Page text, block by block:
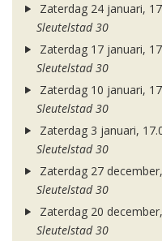
Zaterdag 24 januari,
Sleutelstad 30
Zaterdag 17 januari,
Sleutelstad 30
Zaterdag 10 januari,
Sleutelstad 30
Zaterdag 3 januari,
Sleutelstad 30
Zaterdag 27
Sleutelstad 30
Zaterdag 20
Sleutelstad 30